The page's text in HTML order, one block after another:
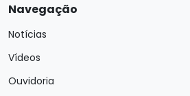
Navegação
Notícias
Vídeos
Ouvidoria